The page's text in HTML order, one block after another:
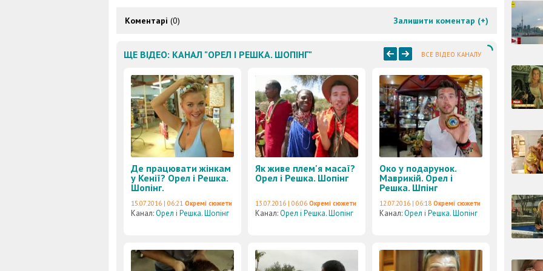
Залишити коментар (+)
Коментарі (0)
ВСЕ ВІДЕО КАНАЛУ
ЩЕ ВІДЕО: КАНАЛ "ОРЕЛ І РЕШКА. ШОПІНГ"
Де працювати жінкам
у Кенії? Орел і Решка.
Шопінг.
15.07.2016 | 06:21 Окремі сюжети
Канал:Орел і Решка. Шопінг
Як живе плем'я масаї?
Орел і Решка. Шопінг
13.07.2016 | 06:06 Окремі сюжети
Канал:Орел і Решка. Шопінг
Око у подарунок.
Маврикій. Орел і
Решка. Шпінг
12.07.2016 | 06:18 Окремі сюжети
Канал:Орел і Решка. Шопінг